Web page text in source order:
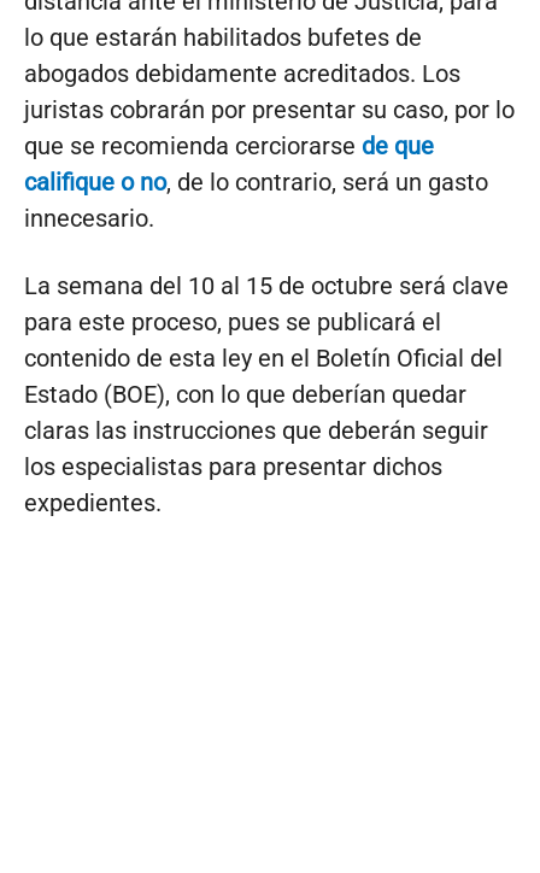
lo que estarán habilitados bufetes de
abogados debidamente acreditados. Los
juristas cobrarán por presentar su caso, por lo
que se recomienda cerciorarse de que
califique o no, de lo contrario, será un gasto
innecesario.
La semana del 10 al 15 de octubre será clave
para este proceso, pues se publicará el
contenido de esta ley en el Boletín Oficial del
Estado (BOE), con lo que deberían quedar
claras las instrucciones que deberán seguir
los especialistas para presentar dichos
expedientes.